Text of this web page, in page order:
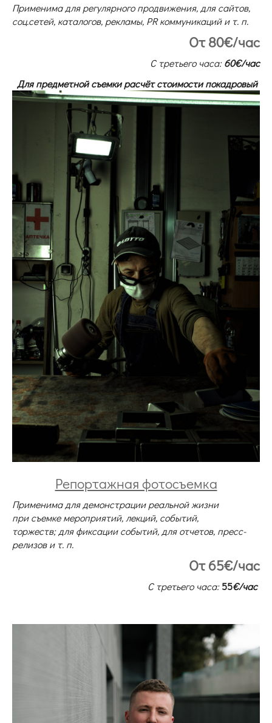
Применимадля регулярного продвижения, для сайтов,
соц.сетей, каталогов, рекламы, PR коммуникаций и т. п.
От 80€/час
С третьего часа:60€/час
Для предметной съемки расчёт стоимости покадровый
Репортажная фотосъемка
Применима для демонстрации реальной жизни
присъемке мероприятий, лекций, событий,
торжеств;для фиксации событий, для отчетов, пресс-
релизов и т. п.
От 65€/час
С третьего часа:55€/час